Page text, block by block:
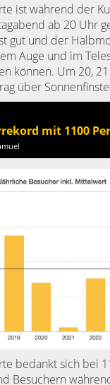
ist während der
ab 20 Uhr
gut und der
Auge und im
können. Um 20,
über
bedankt sich bei
Besuchern